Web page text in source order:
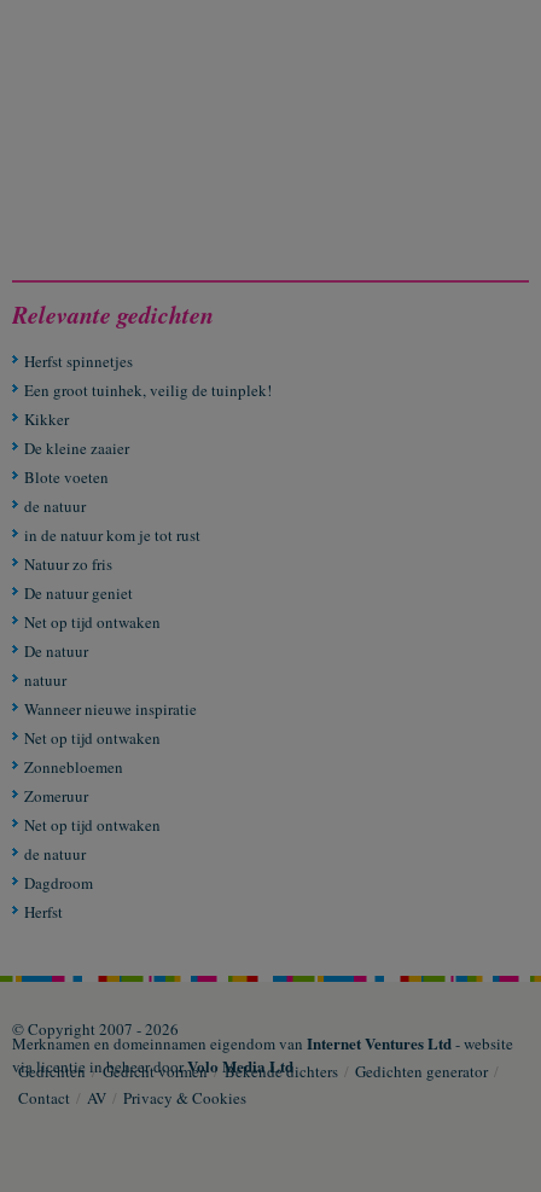
Relevante gedichten
Herfst spinnetjes
Een groot tuinhek, veilig de tuinplek!
Kikker
De kleine zaaier
Blote voeten
de natuur
in de natuur kom je tot rust
Natuur zo fris
De natuur geniet
Net op tijd ontwaken
De natuur
natuur
Wanneer nieuwe inspiratie
Net op tijd ontwaken
Zonnebloemen
Zomeruur
Net op tijd ontwaken
de natuur
Dagdroom
Herfst
© Copyright 2007 - 2026
Gedichten / Gedicht vormen / Bekende dichters / Gedichten generator /
Contact / AV / Privacy & Cookies
Merknamen en domeinnamen eigendom van Internet Ventures Ltd- website
via licentie in beheer doorVolo Media Ltd